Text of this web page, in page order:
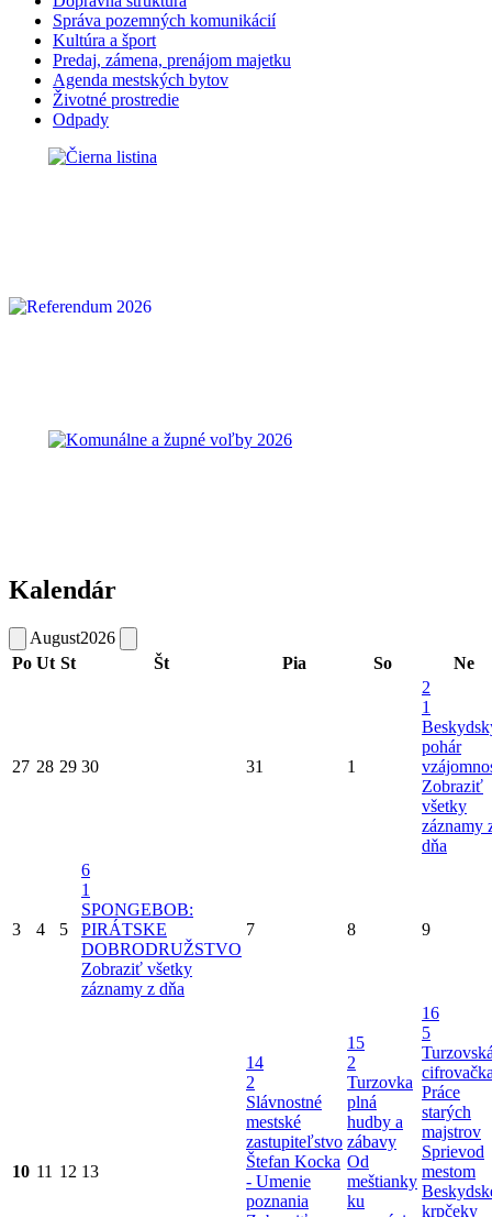
Správa pozemných komunikácií
Kultúra a šport
Predaj, zámena, prenájom majetku
Agenda mestských bytov
Životné prostredie
Odpady
Kalendár
August2026
Po Ut St Št Pia So Ne
27 28 29 30 31 1
2
1
pohár
Zobraziť
všetky
záznamy
dňa
3 4 5
6
1
SPONGEBOB:
PIRÁTSKE
DOBRODRUŽSTVO
Zobraziť všetky
záznamy z dňa
7 8 9
10 11 12 13
14
2
Slávnostné
mestské
zastupiteľstvo
Štefan Kocka
- Umenie
poznania
15
2
Turzovka
plná
hudby a
zábavy
Od
meštianky
ku
16
5
Práce
starých
majstrov
Sprievod
mestom
krpčeky